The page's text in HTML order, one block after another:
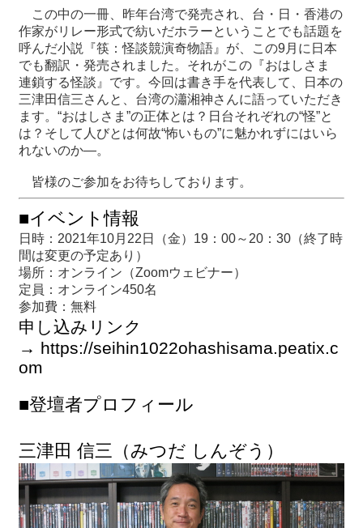
関
連
リ
ン
ク
ム
サ
イ
ト
マ
ッ
プ
この中の一冊、昨年台湾で発売され、台・日・香港の
作家がリレー形式で紡いだホラーということでも話題を
呼んだ小説『筷：怪談競演奇物語』が、この9月に日本
でも翻訳・発売されました。それがこの『おはしさま
連鎖する怪談』です。今回は書き手を代表して、日本の
三津田信三さんと、台湾の瀟湘神さんに語っていただき
ます。“おはしさま”の正体とは？日台それぞれの“怪”と
は？そして人びとは何故“怖いもの”に魅かれずにはいら
れないのか―。
皆様のご参加をお待ちしております。
■イベント情報
日時：2021年10月22日（金）19：00～20：30（終了時
間は変更の予定あり）
場所：オンライン（Zoomウェビナー）
定員：オンライン450名
参加費：無料
申し込みリンク
→ https://seihin1022ohashisama.peatix.c
om
■登壇者プロフィール
三津田 信三（みつだ しんぞう）